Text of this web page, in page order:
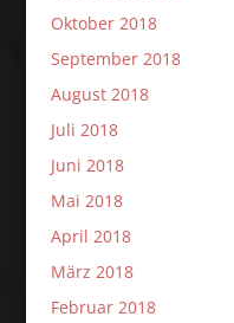
Oktober 2018
September 2018
August 2018
Juli 2018
Juni 2018
Mai 2018
April 2018
März 2018
Februar 2018